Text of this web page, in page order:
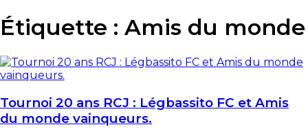
Étiquette : Amis du monde
Tournoi 20 ans RCJ : Légbassito FC et Amis
du monde vainqueurs.